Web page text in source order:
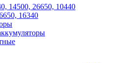
14500, 26650, 10440
16340